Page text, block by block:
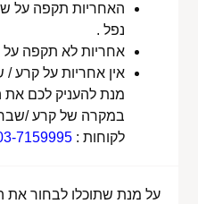
האחריות תקפה על
נפל .
אחריות לא תקפה על
אין אחריות על קרע
מנת להעניק לכם את
במקרה של קרע /שבר
לקוחות :7159995
על מנת שתוכלו לבחור